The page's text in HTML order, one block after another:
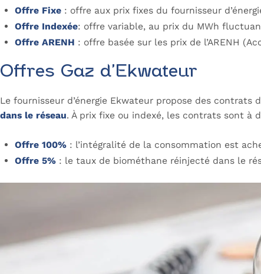
Offre Fixe : offre aux prix fixes du fournisseur
Offre Indexée: offre variable, au prix du MWh
Offre ARENH : offre basée sur les prix de l’ARENH
Offres Gaz d’Ekwateur
Le fournisseur d’énergie Ekwateur propose des
dans le réseau. À prix fixe ou indexé, les contrats sont à
Offre 100% : l’intégralité de la consommation est
Offre 5% : le taux de biométhane réinjecté dans le